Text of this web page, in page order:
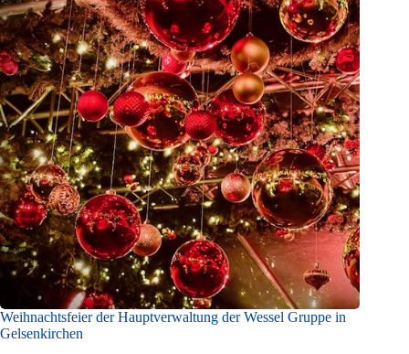
Weihnachtsfeier der Hauptverwaltung der Wessel Gruppe in
Gelsenkirchen